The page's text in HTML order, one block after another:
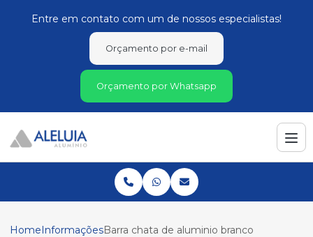
Entre em contato com um de nossos especialistas!
Orçamento por e-mail
Orçamento por Whatsapp
HomeInformaçõesBarra chata de aluminio branco